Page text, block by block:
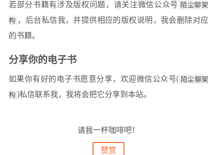
若部分书籍有涉及版权问题，请关注微信公众号 陌尘聊架
构 ，后台私信我，并提供相应的版权说明，我会删除对应
的书籍。
分享你的电子书
如果你有好的电子书愿意分享，欢迎微信公众号( 陌尘聊架
构 )私信联系我，我将会把它分享到本站。
请我一杯咖啡吧！
赞赏